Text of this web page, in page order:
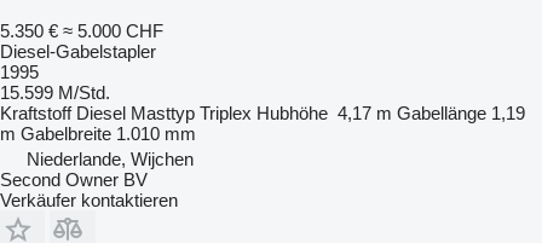
5.350 € ≈ 5.000 CHF
Diesel-Gabelstapler
1995
15.599 M/Std.
Kraftstoff Diesel Masttyp Triplex Hubhöhe 4,17 m Gabellänge 1,19
m Gabelbreite 1.010 mm
Niederlande, Wijchen
Second Owner BV
Verkäufer kontaktieren